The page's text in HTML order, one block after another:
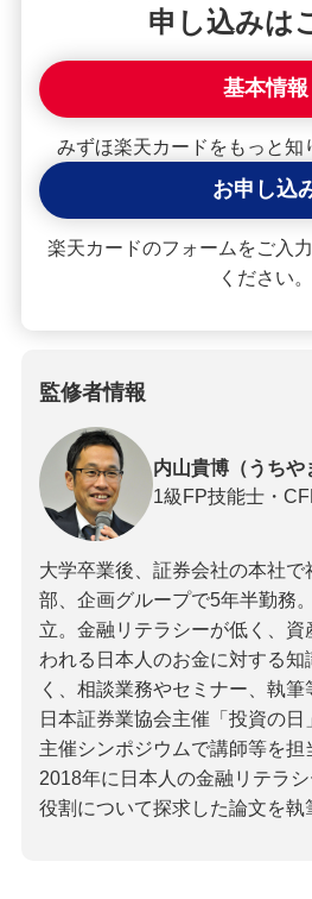
申し込みは
基本情報
みずほ楽天カードをもっと知
お申し込
楽天カードのフォームをご入
ください。
監修者情報
内山貴博（うちや
1級FP技能士・
大学卒業後、証券会社の本社で
部、企画グループで5年半勤務
立。金融リテラシーが低く、
われる日本人のお金に対する知
く、相談業務やセミナー、執筆
日本証券業協会主催「投資の
主催シンポジウムで講師等を担
2018年に日本人の金融リテラ
役割について探求した論文を執